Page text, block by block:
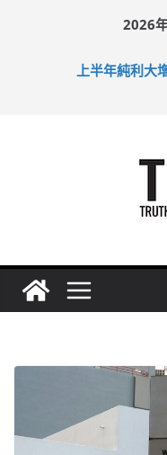
2026
上半年純利大
拜仁熱身